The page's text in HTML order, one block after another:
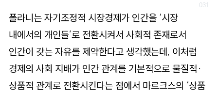
폴라니는 자기조정적 시장경제가 인간을 ‘시장
내에서의 개인들’로 전환시켜서 사회적 존재로서
인간이 갖는 자유를 제약한다고 생각했는데, 이처럼
경제의 사회 지배가 인간 관계를 기본적으로 물질적·
상품적 관계로 전환시킨다는 점에서 마르크스의 ‘상품